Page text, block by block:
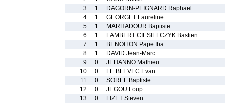
3
1
DAGORN-PEIGNARD Raphael
4
1
GEORGET Laureline
5
1
MARHADOUR Baptiste
6
1
LAMBERT CIESIELCZYK Bastien
7
1
BENOITON Pape Iba
8
1
DAVID Jean-Marc
9
0
JEHANNO Mathieu
10
0
LE BLEVEC Evan
11
0
SOREL Baptiste
12
0
JEGOU Loup
13
0
FIZET Steven